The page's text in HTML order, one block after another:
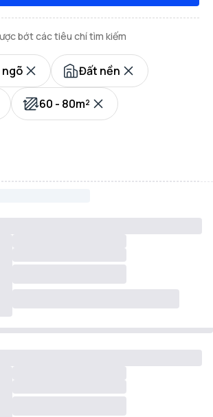
bớt các tiêu chí tìm kiếm
ngõ Đất nền
60 - 80m²